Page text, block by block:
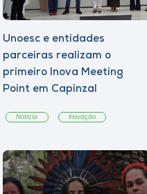
Unoesc e entidades
parceiras realizam o
primeiro Inova Meeting
Point em Capinzal
Notícia Inovação